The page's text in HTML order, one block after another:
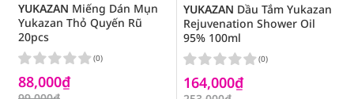
YUKAZAN Miếng Dán Mụn
Yukazan Thỏ Quyến Rũ
20pcs
88,000₫
(0)
YUKAZAN Dầu Tắm Yukazan
Rejuvenation Shower Oil
95% 100ml
164,000₫
(0)